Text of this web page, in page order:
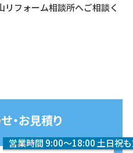
フォーム相談所へご相談く
・お見積り
営業時間 9:00〜18:00 土日祝